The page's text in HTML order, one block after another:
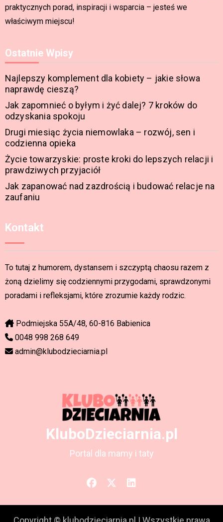
praktycznych porad, inspiracji i wsparcia – jesteś we
właściwym miejscu!
Ostatnie Wpisy
Najlepszy komplement dla kobiety – jakie słowa
naprawdę cieszą?
Jak zapomnieć o byłym i żyć dalej? 7 kroków do
odzyskania spokoju
Drugi miesiąc życia niemowlaka – rozwój, sen i
codzienna opieka
Życie towarzyskie: proste kroki do lepszych relacji i
prawdziwych przyjaciół
Jak zapanować nad zazdrością i budować relacje na
zaufaniu
Kontakt
To tutaj z humorem, dystansem i szczyptą chaosu razem z
żoną dzielimy się codziennymi przygodami, sprawdzonymi
poradami i refleksjami, które zrozumie każdy rodzic.
Podmiejska 55A/48, 60-816 Babienica
0048 998 268 649
admin@klubodzieciarnia.pl
KluboDzieciarnia.pl
Portal dla mamy i taty